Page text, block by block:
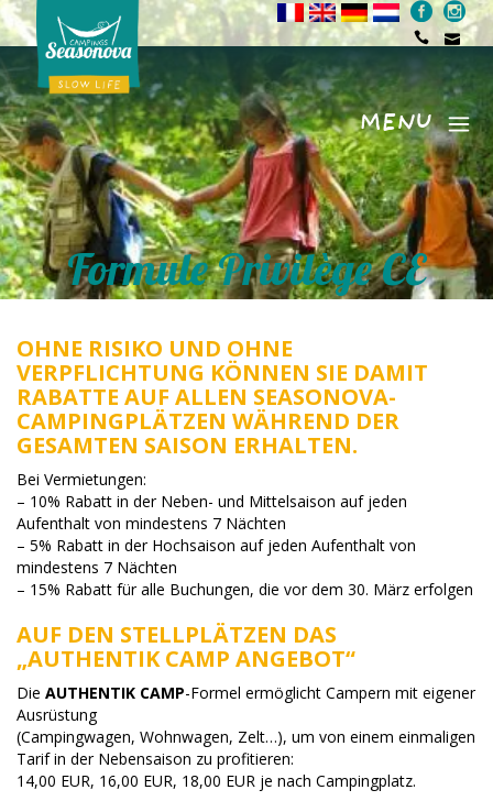
Menu
MENU
Formule Privilège CE
OHNE RISIKO UND OHNE
VERPFLICHTUNG KÖNNEN SIE DAMIT
RABATTE AUF ALLEN SEASONOVA-
CAMPINGPLÄTZEN WÄHREND DER
GESAMTEN SAISON ERHALTEN.
Bei Vermietungen:
– 10% Rabatt in der Neben- und Mittelsaison auf jeden
Aufenthalt von mindestens 7 Nächten
– 5% Rabatt in der Hochsaison auf jeden Aufenthalt von
mindestens 7 Nächten
– 15% Rabatt für alle Buchungen, die vor dem 30. März erfolgen
AUF DEN STELLPLÄTZEN DAS
„AUTHENTIK CAMP ANGEBOT“
Die AUTHENTIK CAMP-Formel ermöglicht Campern mit eigener
Ausrüstung
(Campingwagen, Wohnwagen, Zelt…), um von einem einmaligen
Tarif in der Nebensaison zu profitieren:
14,00 EUR, 16,00 EUR, 18,00 EUR je nach Campingplatz.